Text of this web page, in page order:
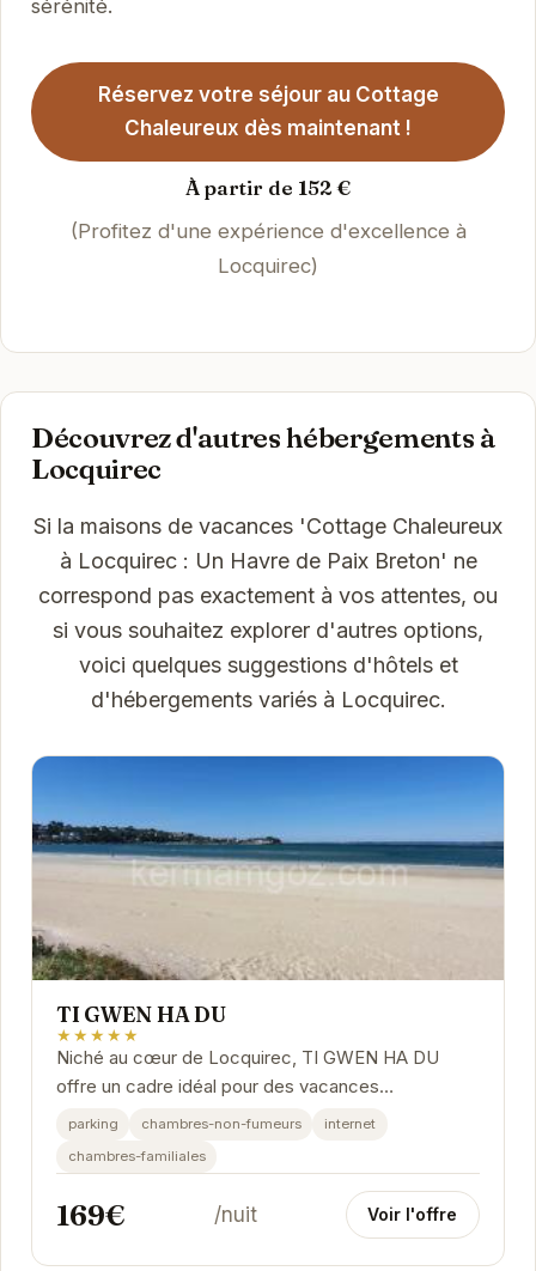
sérénité.
Réservez votre séjour au Cottage
Chaleureux dès maintenant !
À partir de 152 €
(Profitez d'une expérience d'excellence à
Locquirec)
Découvrez d'autres hébergements à
Locquirec
Si la maisons de vacances 'Cottage Chaleureux
à Locquirec : Un Havre de Paix Breton' ne
correspond pas exactement à vos attentes, ou
si vous souhaitez explorer d'autres options,
voici quelques suggestions d'hôtels et
d'hébergements variés à Locquirec.
TI GWEN HA DU
★★★★★
Niché au cœur de Locquirec, TI GWEN HA DU
offre un cadre idéal pour des vacances
inoubliables. Profitez du confort et du calme de cet
parking chambres-non-fumeurs
internet
chambres-familiales
169€ /nuit Voir l'offre